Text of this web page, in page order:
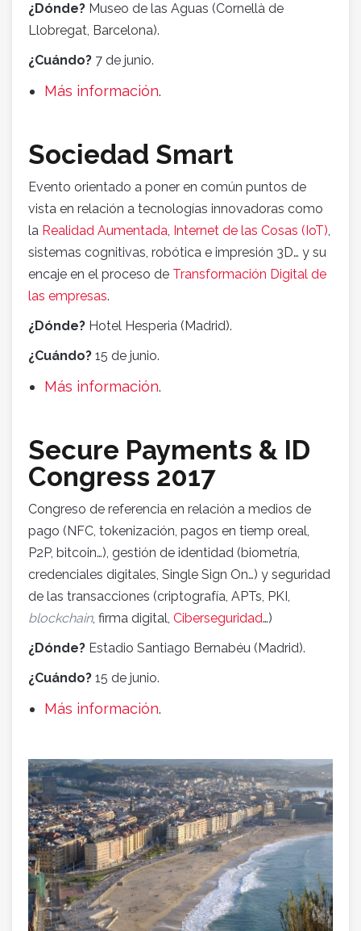
¿Dónde? Museo de las Aguas (Cornellà de
Llobregat, Barcelona).
¿Cuándo? 7 de junio.
Más información.
Sociedad Smart
Evento orientado a poner en común puntos de
vista en relación a tecnologías innovadoras como
la Realidad Aumentada, Internet de las Cosas (IoT),
sistemas cognitivas, robótica e impresión 3D… y su
encaje en el proceso de Transformación Digital de
las empresas.
¿Dónde? Hotel Hesperia (Madrid).
¿Cuándo? 15 de junio.
Más información.
Secure Payments & ID
Congress 2017
Congreso de referencia en relación a medios de
pago (NFC, tokenización, pagos en tiemp oreal,
P2P, bitcoin…), gestión de identidad (biometría,
credenciales digitales, Single Sign On…) y seguridad
de las transacciones (criptografía, APTs, PKI,
blockchain, firma digital, Ciberseguridad…)
¿Dónde? Estadio Santiago Bernabéu (Madrid).
¿Cuándo? 15 de junio.
Más información.